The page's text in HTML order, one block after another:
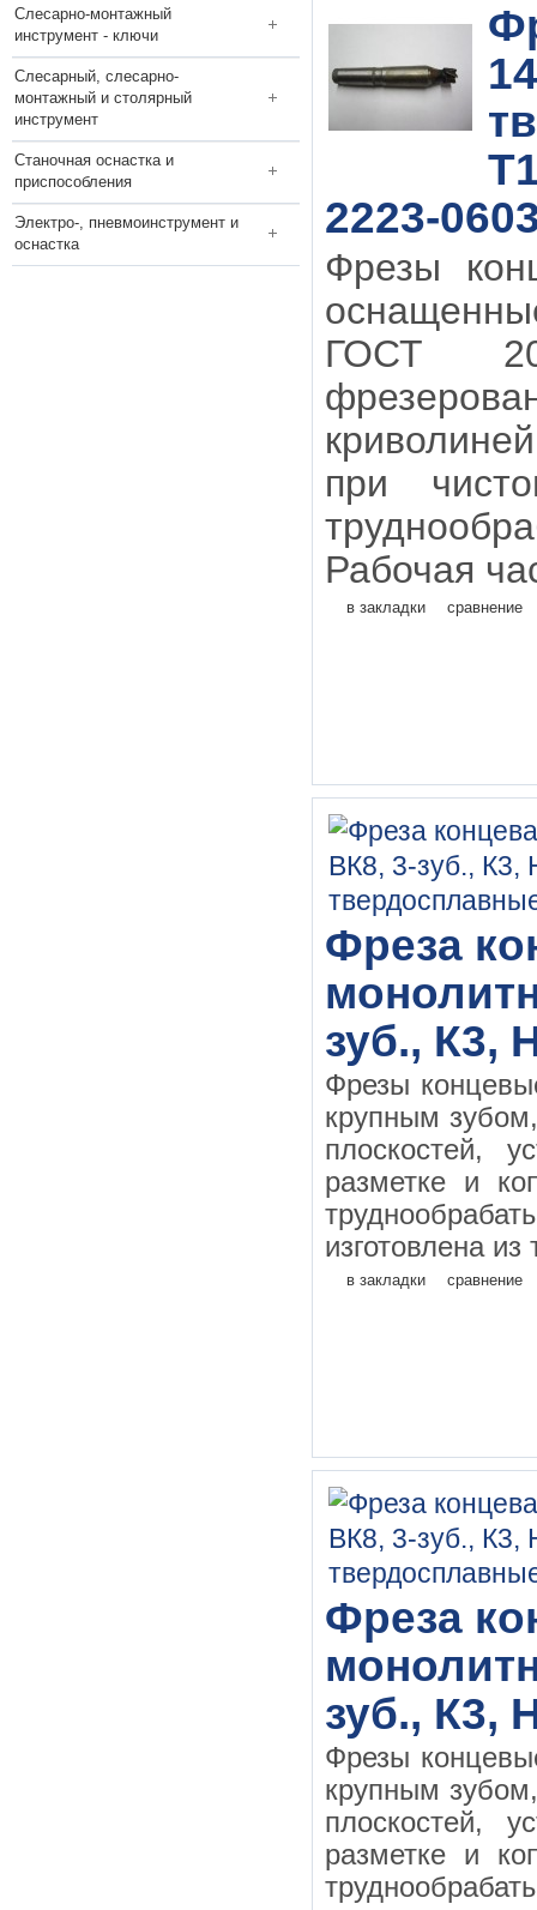
Слесарно-монтажный
инструмент - ключи
Слесарный, слесарно-
монтажный и столярный
инструмент
Станочная оснастка и
приспособления
Электро-, пневмоинструмент и
оснастка
2223-
Фрезы
ГОСТ
при
Рабочая
в закладки сравнение
Фреза
зуб., К3,
Фрезы
крупным
плоскостей,
разметке и
изготовлена из
в закладки сравнение
Фреза
зуб., К3,
Фрезы
крупным
плоскостей,
разметке и